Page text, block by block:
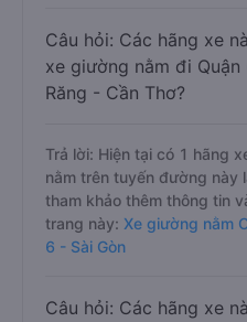
Câu hỏi: Các hãng xe
xe giường nằm đi
Răng - Cần Thơ?
Trả lời: Hiện tại có 1 hãng
nằm trên tuyến đường này
tham khảo thêm thông tin
trang này: Xe giường nằm
6 - Sài Gòn
Câu hỏi: Các hãng xe